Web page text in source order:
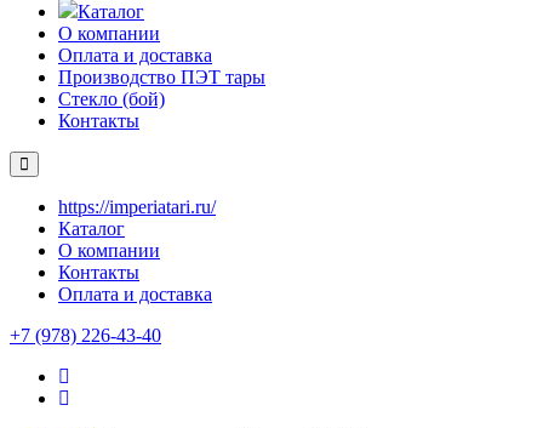
Каталог
О компании
Оплата и доставка
Производство ПЭТ тары
Стекло (бой)
Контакты
https://imperiatari.ru/
Каталог
О компании
Контакты
Оплата и доставка
+7 (978) 226-43-40